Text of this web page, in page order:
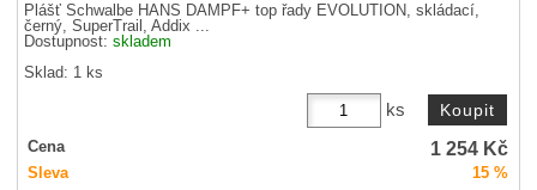
Plášť Schwalbe HANS DAMPF+ top řady EVOLUTION, skládací,
černý, SuperTrail, Addix ...
Dostupnost:skladem
Sklad: 1 ks
ks
Cena 1 254 Kč
Sleva 15 %